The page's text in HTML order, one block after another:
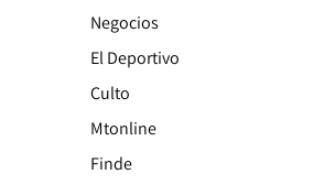
Negocios
El Deportivo
Culto
Mtonline
Finde